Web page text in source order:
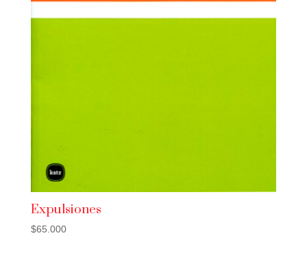
Expulsiones
$65.000